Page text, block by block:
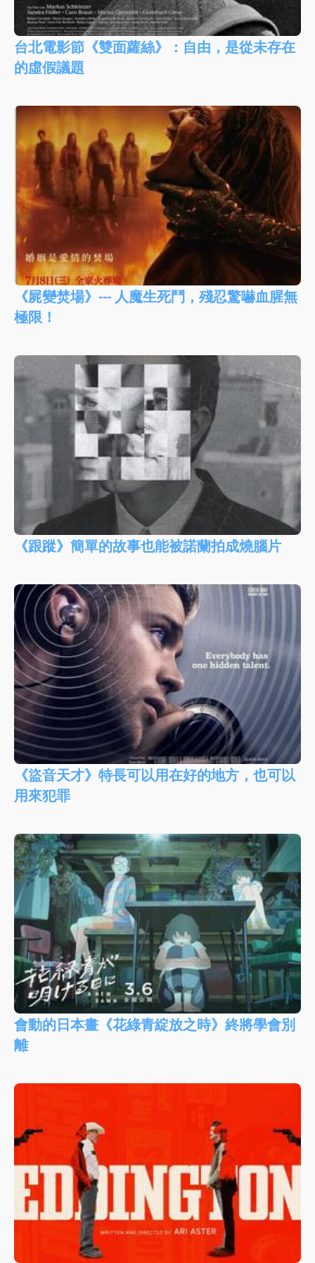
台北電影節《雙面蘿絲》：自由，是從未存在
的虛假議題
《屍變焚場》--- 人魔生死鬥，殘忍驚嚇血腥無
極限！
《跟蹤》簡單的故事也能被諾蘭拍成燒腦片
《盜音天才》特長可以用在好的地方，也可以
用來犯罪
會動的日本畫《花綠青綻放之時》終將學會別
離